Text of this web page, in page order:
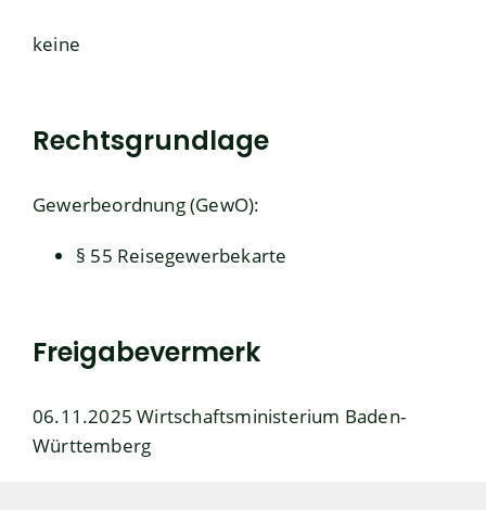
keine
Rechtsgrundlage
Gewerbeordnung (GewO):
§ 55 Reisegewerbekarte
Freigabevermerk
06.11.2025 Wirtschaftsministerium Baden-
Württemberg